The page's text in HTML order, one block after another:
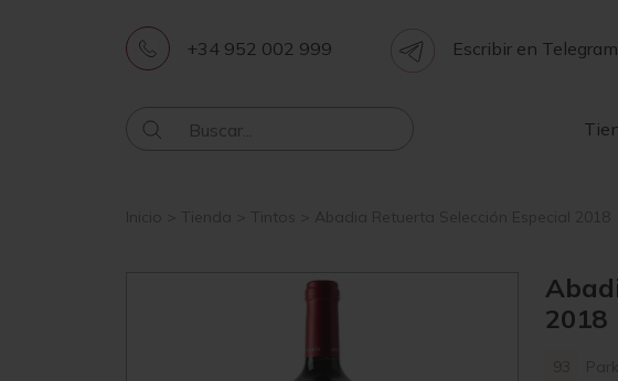
+34 952 002 999 Escribir en Telegram
Inicio Tienda Tintos Abadia Retuerta Selección Especial 2018
2018